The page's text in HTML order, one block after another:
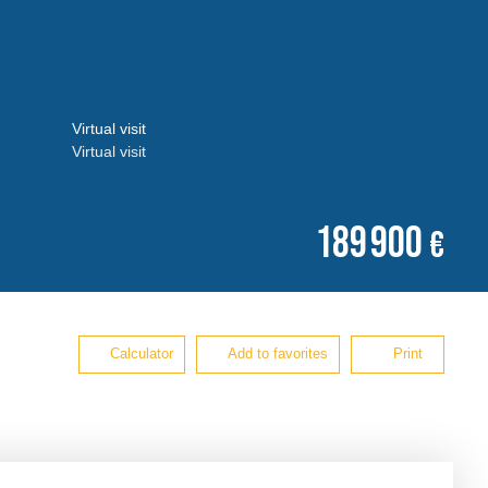
Virtual visit
Virtual visit
189 900 €
Calculator Add to favorites Print